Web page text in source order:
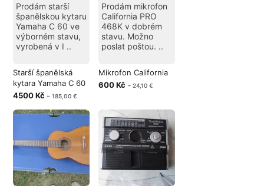
Prodám starší
španělskou kytaru
Yamaha C 60 ve
výborném stavu,
vyrobená v I ..
Starší španělská
kytara Yamaha C 60
4500 Kč ~ 185,00 €
Prodám mikrofon
California PRO
468K v dobrém
stavu. Možno
poslat poštou. ..
Mikrofon California
600 Kč ~ 24,10 €